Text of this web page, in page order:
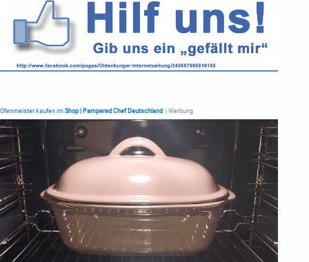
Ofenmeister kaufen im Shop | Pampered Chef Deutschland | Werbung